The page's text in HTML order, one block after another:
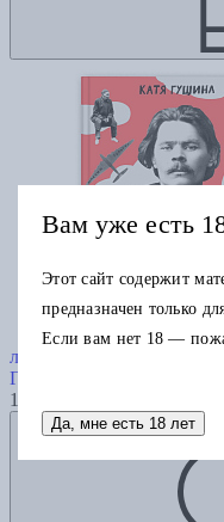
летать
Гущина Катя
1010
Вам уже есть
Этот сайт содержит
предназначен только
Если вам нет 18 —
Да, мне есть 18 лет